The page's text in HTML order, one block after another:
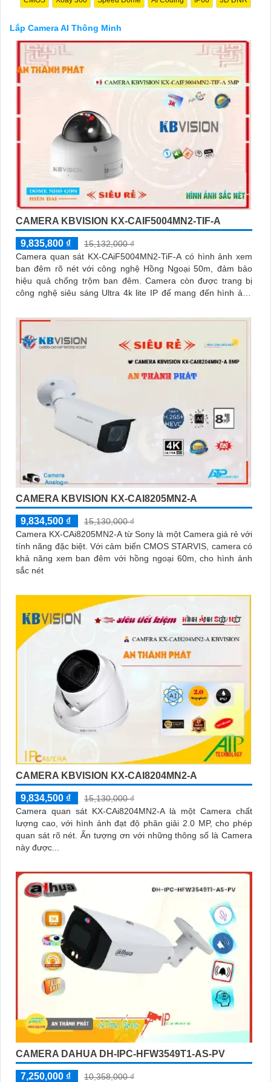
hợp với các thiết bị an ninh khác để tạo lập một hệ thống an ninh
Chúng tôi rất hân hạnh được phục vụ và hợp tác cùng Quý vị.
Trân trọng,
[Công ty TNHH TMDV và đầu ưt An Thành Phát]
Lắp Camera AI Thông Minh
CAMERA KBVISION KX-CAIF5004MN2-TIF-A
9,835,800 ₫
15,132,000 ₫
Camera quan sát KX-CAiF5004MN2-TiF-A có hình ảnh xem
ban đêm rõ nét với công nghệ Hồng Ngoại 50m, đảm bảo
hiệu quả chống trộm ban đêm. Camera còn được trang bị
công nghệ siêu sáng Ultra 4k lite IP để mang đến hình ảnh
CAMERA KBVISION KX-CAI8205MN2-A
9,834,500 ₫
15,130,000 ₫
Camera KX-CAi8205MN2-A từ Sony là một Camera giá rẻ với
tính năng đặc biệt. Với cảm biến CMOS STARVIS, camera có
khả năng xem ban đêm với hồng ngoại 60m, cho hình ảnh
sắc nét
CAMERA KBVISION KX-CAI8204MN2-A
9,834,500 ₫
15,130,000 ₫
Camera quan sát KX-CAi8204MN2-A là một Camera chất
lượng cao, với hình ảnh đạt độ phân giải 2.0 MP, cho phép
quan sát rõ nét. Ấn tượng ơn với những thông số là Camera
này được...
CAMERA DAHUA DH-IPC-HFW3549T1-AS-PV
7,250,000 ₫
10,358,000 ₫